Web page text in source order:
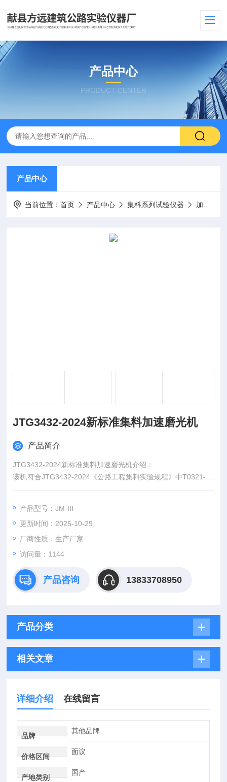
产品中心
PRODUCT CENTER
产品中心
当前位置：首页 产品中心 集料系列试验仪器 加速磨光试验机
JTG3432-2024新标准集料加速磨光机
产品简介
JTG3432-2024新标准集料加速磨光机介绍：
该机符合JTG3432-2024《公路工程集料实验规程》中T0321-20
24粗集料磨光值试验的标准要求。主要用于测定于测定粗集料的
产品型号：JM-III
更新时间：2025-10-29
厂商性质：生产厂家
访问量：1144
产品咨询 13833708950
产品分类
相关文章
详细介绍 在线留言
品牌
其他品牌
价格区间
面议
产地类别
国产